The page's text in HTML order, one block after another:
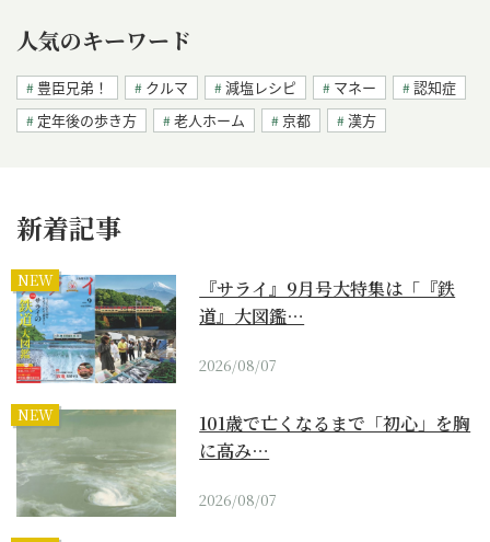
人気のキーワード
豊臣兄弟！ クルマ 減塩レシピ マネー
認知症
定年後の歩き方
老人ホーム 京都 漢方
新着記事
NEW
『サライ』9月号大特集は「『鉄
道』大図鑑…
2026/08/07
NEW
101歳で亡くなるまで「初心」を胸
に高み…
2026/08/07